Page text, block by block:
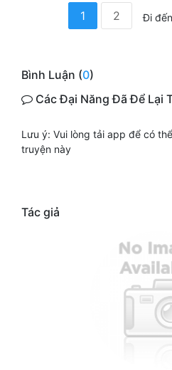
1 2 Đi đến
Bình Luận (0)
Các Đại Năng Đã Để Lại
Lưu ý: Vui lòng tải app để có
truyện này
Tác giả